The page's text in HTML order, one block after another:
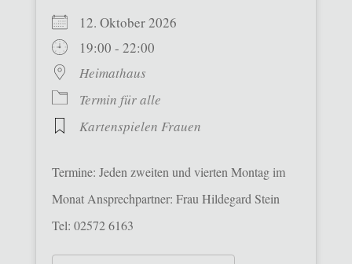
12. Oktober 2026
19:00 - 22:00
Heimathaus
Termin für alle
Kartenspielen Frauen
Termine: Jeden zweiten und vierten Montag im
Monat Ansprechpartner: Frau Hildegard Stein
Tel: 02572 6163